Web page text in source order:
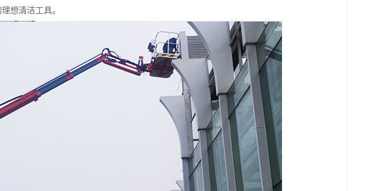
想清洁工具。